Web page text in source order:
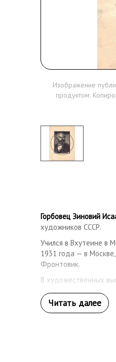
Изображение
продуктом.
Горбовец Зиновий
художников СССР.
Учился в Вхутеине в
1931 года — в
Фронтовик.
В художественных